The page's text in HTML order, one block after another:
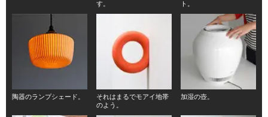
す。
ト。
陶器のランプシェード。
それはまるでモアイ地帯
のよう。
加湿の壺。